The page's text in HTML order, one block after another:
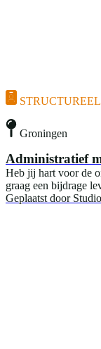
Groningen
Administratief
Heb jij hart voor de
graag een bijdrage
Geplaatst door